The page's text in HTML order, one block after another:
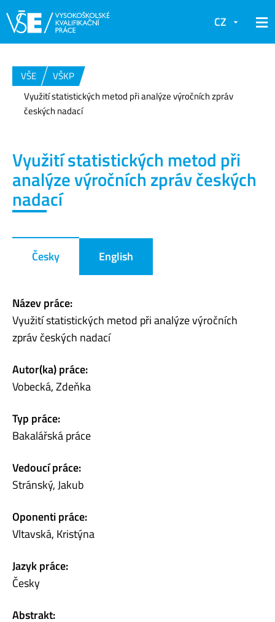
CZ
VŠE
VŠKP
Využití statistických metod při analýze výročních zpráv
českých nadací
Využití statistických metod při
analýze výročních zpráv českých
nadací
Česky English
Název práce:
Využití statistických metod při analýze výročních
zpráv českých nadací
Autor(ka) práce:
Vobecká, Zdeňka
Typ práce:
Bakalářská práce
Vedoucí práce:
Stránský, Jakub
Oponenti práce:
Vltavská, Kristýna
Jazyk práce:
Česky
Abstrakt: